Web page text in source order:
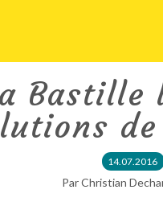
Bastille
14.07.2016
Par Christian